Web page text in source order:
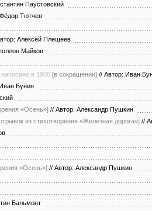
Паустовский
Тютчев
Алексей Плещеев
Майков
, написано в 1900 [в сокращении] // Автор: Иван
Бунин
«Осень»] // Автор: Александр Пушкин
из стихотворения «Железная дорога»] //
«Осень»] // Автор: Александр Пушкин
Бальмонт